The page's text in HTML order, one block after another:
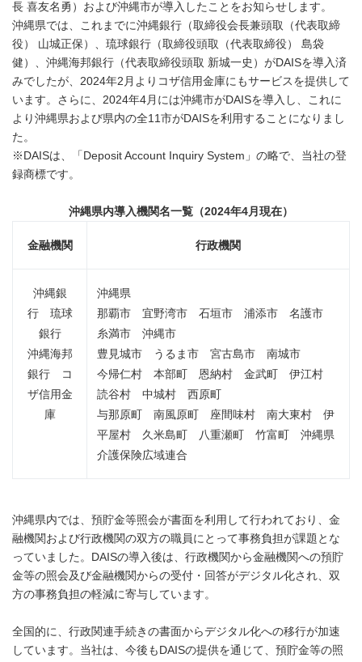
長 喜友名勇）および沖縄市が導入したことをお知らせします。
沖縄県では、これまでに沖縄銀行（取締役会長兼頭取（代表取締
役） 山城正保）、琉球銀行（取締役頭取（代表取締役） 島袋
健）、沖縄海邦銀行（代表取締役頭取 新城一史）がDAISを導入済
みでしたが、2024年2月よりコザ信用金庫にもサービスを提供して
います。さらに、2024年4月には沖縄市がDAISを導入し、これに
より沖縄県および県内の全11市がDAISを利用することになりまし
た。
※DAISは、「Deposit Account Inquiry System」の略で、当社の登
録商標です。
沖縄県内導入機関名一覧 （2024年4月現在）
金融機関 行政機関
沖縄銀
行 琉球
銀行
沖縄海邦
銀行 コ
ザ信用金
庫
沖縄県
那覇市 宜野湾市 石垣市 浦添市 名護市
糸満市 沖縄市
豊見城市 うるま市 宮古島市 南城市
今帰仁村 本部町 恩納村 金武町 伊江村
読谷村 中城村 西原町
与那原町 南風原町 座間味村 南大東村 伊
平屋村 久米島町 八重瀬町 竹富町 沖縄県
介護保険広域連合
沖縄県内では、預貯金等照会が書面を利用して行われており、金
融機関および行政機関の双方の職員にとって事務負担が課題とな
っていました。DAISの導入後は、行政機関から金融機関への預貯
金等の照会及び金融機関からの受付・回答がデジタル化され、双
方の事務負担の軽減に寄与しています。
全国的に、行政関連手続きの書面からデジタル化への移行が加速
しています。当社は、今後もDAISの提供を通じて、預貯金等の照